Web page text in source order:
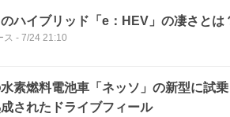
ハイブリッド「e：HEV」の凄さとは
ス - 7/24 21:10
素燃料電池車「ネッソ」の新型に試
されたドライブフィール